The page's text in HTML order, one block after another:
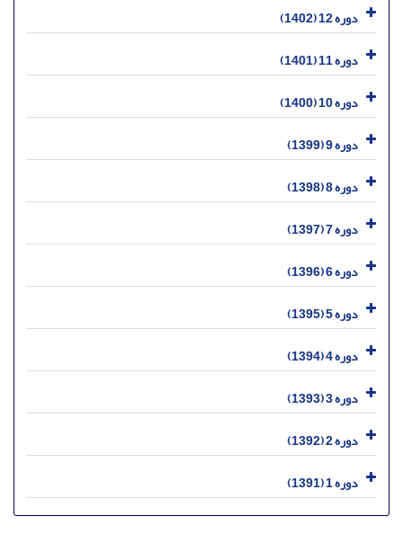
دوره 12 (1402)
دوره 11 (1401)
دوره 10 (1400)
دوره 9 (1399)
دوره 8 (1398)
دوره 7 (1397)
دوره 6 (1396)
دوره 5 (1395)
دوره 4 (1394)
دوره 3 (1393)
دوره 2 (1392)
دوره 1 (1391)